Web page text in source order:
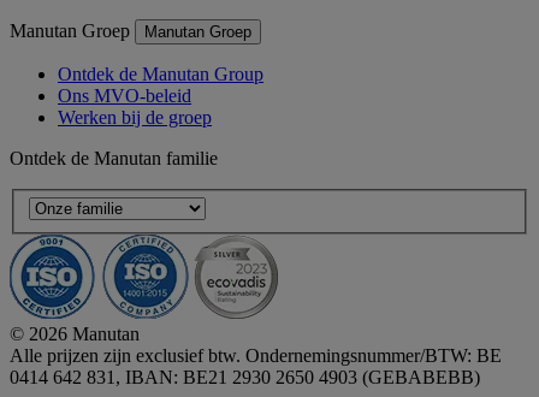
Manutan Groep Manutan Groep
Ontdek de Manutan Group
Ons MVO-beleid
Werken bij de groep
Ontdek de Manutan familie
© 2026 Manutan
Alle prijzen zijn exclusief btw. Ondernemingsnummer/BTW: BE
0414 642 831, IBAN: BE21 2930 2650 4903 (GEBABEBB)